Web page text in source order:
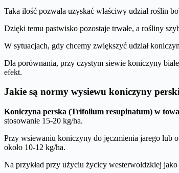
Taka ilość pozwala uzyskać właściwy udział roślin
Dzięki temu pastwisko pozostaje trwałe, a rośliny
W sytuacjach, gdy chcemy zwiększyć udział
Dla porównania, przy czystym siewie koniczyny
efekt.
Jakie są normy wysiewu koniczyny
Koniczyna perska (Trifolium resupinatum) w
stosowanie 15-20 kg/ha.
Przy wsiewaniu koniczyny do jęczmienia jarego lub
około 10-12 kg/ha.
Na przykład przy użyciu życicy westerwoldzkiej